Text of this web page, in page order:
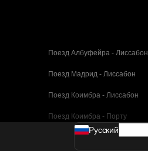
Поезд Албуфейра - Лиссабон
Поезд Мадрид - Лиссабон
Поезд Коимбра - Лиссабон
Поезд Коимбра - Порту
Поезд Валенсия - Барселона
Pусский